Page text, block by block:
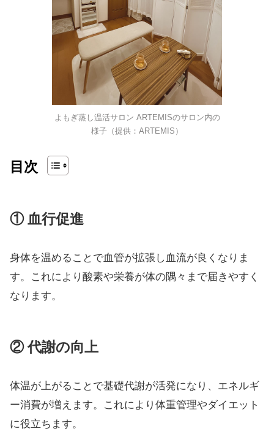
よもぎ蒸し温活サロン ARTEMISのサロン内の
様子（提供：ARTEMIS）
目次
① 血行促進
身体を温めることで血管が拡張し血流が良くなりま
す。これにより酸素や栄養が体の隅々まで届きやすく
なります。
② 代謝の向上
体温が上がることで基礎代謝が活発になり、エネルギ
ー消費が増えます。これにより体重管理やダイエット
に役立ちます。